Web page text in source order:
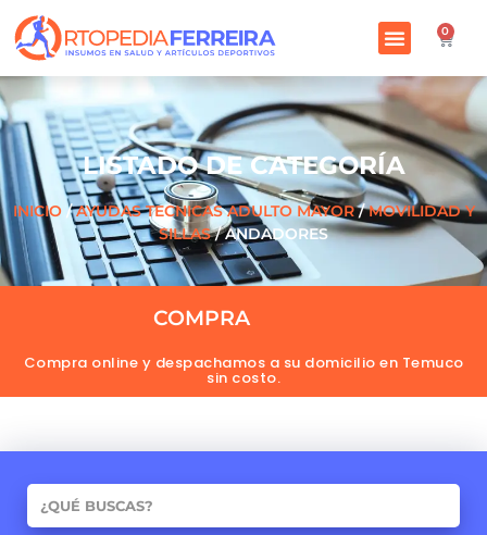
0
LISTADO DE CATEGORÍA
INICIO/AYUDAS TECNICAS ADULTO MAYOR/MOVILIDAD Y
SILLAS/ ANDADORES
COMPRA
Compra online y despachamos a su domicilio en Temuco
sin costo.